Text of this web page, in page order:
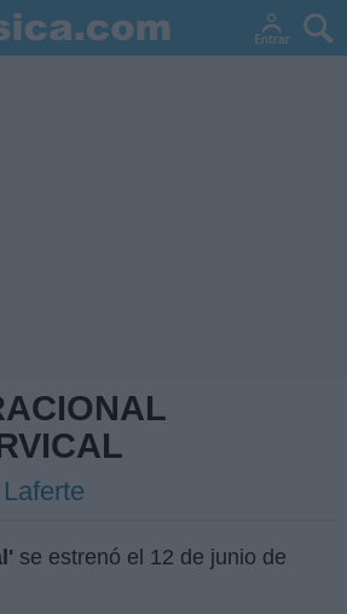
se estrenó el 12 de junio de